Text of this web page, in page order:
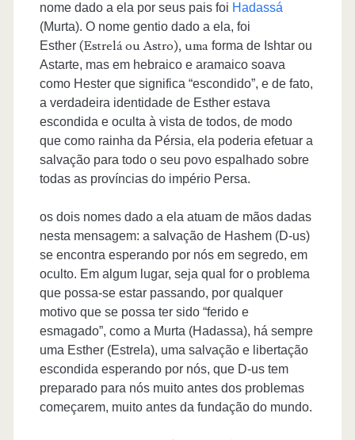
nome dado a ela por seus pais foi Hadassá
(Murta). O nome gentio dado a ela, foi
Esther (Estrelá ou Astro), uma forma de Ishtar ou
Astarte, mas em hebraico e aramaico soava
como Hester que significa “escondido”, e de fato,
a verdadeira identidade de Esther estava
escondida e oculta à vista de todos, de modo
que como rainha da Pérsia, ela poderia efetuar a
salvação para todo o seu povo espalhado sobre
todas as províncias do império Persa.
os dois nomes dado a ela atuam de mãos dadas
nesta mensagem: a salvação de Hashem (D-us)
se encontra esperando por nós em segredo, em
oculto. Em algum lugar, seja qual for o problema
que possa-se estar passando, por qualquer
motivo que se possa ter sido “ferido e
esmagado”, como a Murta (Hadassa), há sempre
uma Esther (Estrela), uma salvação e libertação
escondida esperando por nós, que D-us tem
preparado para nós muito antes dos problemas
começarem, muito antes da fundação do mundo.